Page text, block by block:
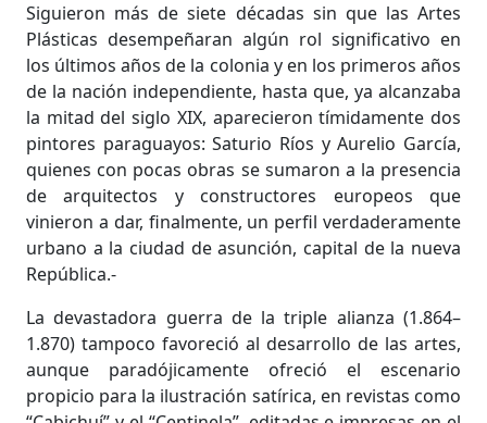
Siguieron más de siete décadas sin que las Artes
Plásticas desempeñaran algún rol significativo en
los últimos años de la colonia y en los primeros años
de la nación independiente, hasta que, ya alcanzaba
la mitad del siglo XIX, aparecieron tímidamente dos
pintores paraguayos: Saturio Ríos y Aurelio García,
quienes con pocas obras se sumaron a la presencia
de arquitectos y constructores europeos que
vinieron a dar, finalmente, un perfil verdaderamente
urbano a la ciudad de asunción, capital de la nueva
República.-
La devastadora guerra de la triple alianza (1.864–
1.870) tampoco favoreció al desarrollo de las artes,
aunque paradójicamente ofreció el escenario
propicio para la ilustración satírica, en revistas como